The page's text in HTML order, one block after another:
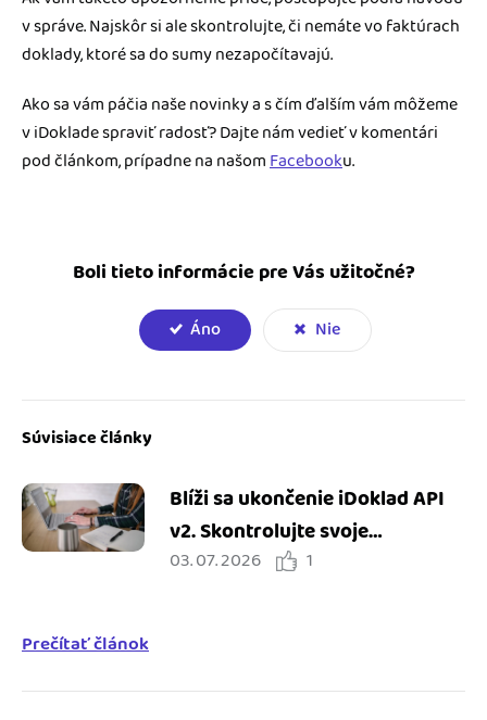
v správe. Najskôr si ale skontrolujte, či nemáte vo faktúrach
doklady, ktoré sa do sumy nezapočítavajú.
Ako sa vám páčia naše novinky a s čím ďalším vám môžeme
v iDoklade spraviť radosť? Dajte nám vedieť v komentári
pod článkom, prípadne na našomFacebooku.
Boli tieto informácie pre Vás užitočné?
Áno Nie
Súvisiace články
Blíži sa ukončenie iDoklad API
v2. Skontrolujte svoje
integrácie
03. 07. 2026 1
Prečítať článok